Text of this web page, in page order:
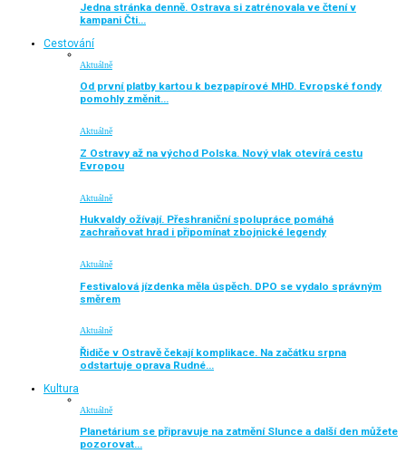
Jedna stránka denně. Ostrava si zatrénovala ve čtení v
kampani Čti…
Cestování
Aktuálně
Od první platby kartou k bezpapírové MHD. Evropské fondy
pomohly změnit…
Aktuálně
Z Ostravy až na východ Polska. Nový vlak otevírá cestu
Evropou
Aktuálně
Hukvaldy ožívají. Přeshraniční spolupráce pomáhá
zachraňovat hrad i připomínat zbojnické legendy
Aktuálně
Festivalová jízdenka měla úspěch. DPO se vydalo správným
směrem
Aktuálně
Řidiče v Ostravě čekají komplikace. Na začátku srpna
odstartuje oprava Rudné…
Kultura
Aktuálně
Planetárium se připravuje na zatmění Slunce a další den můžete
pozorovat…